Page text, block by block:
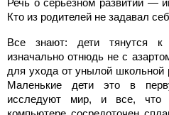
Кто из родителей не задавал
Все знают: дети тянутся к
изначально отнюдь не с
для ухода от унылой школьной
Маленькие дети это в
исследуют мир, и все,